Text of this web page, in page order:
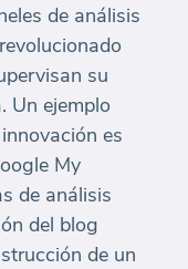
de análisis
su
Un ejemplo
es
My
de análisis
del blog
de un